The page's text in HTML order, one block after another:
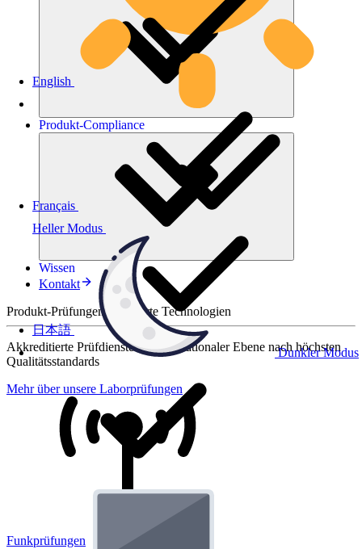
Heller Modus
Dunkler Modus
English
Français
日本語
Produkt-Compliance
Wissen
Kontakt
Produkt-Prüfungen für smarte Technologien
Akkreditierte Prüfdienste auf internationaler Ebene nach höchsten
Qualitätsstandards
Mehr über unsere Laborprüfungen
Funkprüfungen